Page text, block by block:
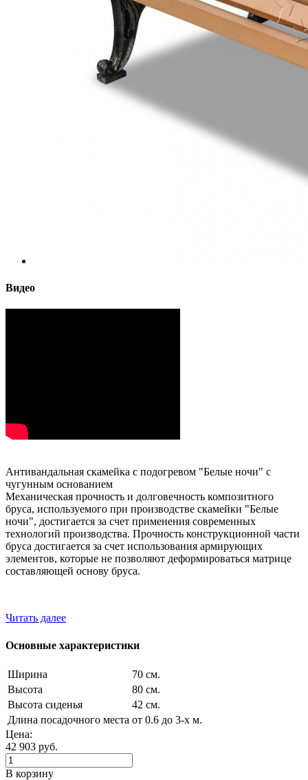
Видео
Антивандальная скамейка с подогревом "Белые ночи" с
чугунным основанием
Механическая прочность и долговечность композитного
бруса, используемого при производстве скамейки "Белые
ночи", достигается за счет применения современных
технологий производства. Прочность конструкционной части
бруса достигается за счет использования армирующих
элементов, которые не позволяют деформироваться матрице
составляющей основу бруса.
Читать далее
Основные характеристики
Ширина
70 см.
Высота
80 см.
Высота сиденья
42 см.
Длина посадочного места от 0.6 до 3-х м.
Цена:
42 903 руб.
В корзину